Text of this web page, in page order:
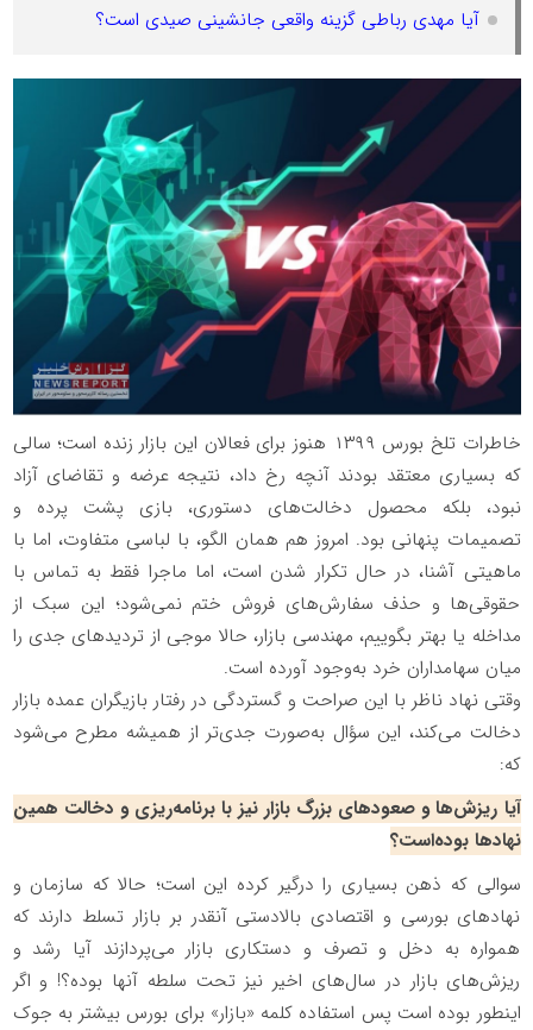
آیا مهدی رباطی گزینه واقعی جانشینی صیدی است؟
خاطرات تلخ بورس ۱۳۹۹ هنوز برای فعالان این بازار زنده است؛ سالی
که بسیاری معتقد بودند آنچه رخ داد، نتیجه عرضه و تقاضای آزاد
نبود، بلکه محصول دخالت‌های دستوری، بازی پشت پرده و
تصمیمات پنهانی بود. امروز هم همان الگو، با لباسی متفاوت، اما با
ماهیتی آشنا، در حال تکرار شدن است، اما ماجرا فقط به تماس با
حقوقی‌ها و حذف سفارش‌های فروش ختم نمی‌شود؛ این سبک از
مداخله یا بهتر بگوییم، مهندسی بازار، حالا موجی از تردید‌های جدی را
میان سهامداران خرد به‌وجود آورده است.
وقتی نهاد ناظر با این صراحت و گستردگی در رفتار بازیگران عمده بازار
دخالت می‌کند، این سؤال به‌صورت جدی‌تر از همیشه مطرح می‌شود
که:
آیا ریزش‌ها و صعود‌های بزرگ بازار نیز با برنامه‌ریزی و دخالت همین
نهاد‌ها بوده‌است؟
سوالی که ذهن بسیاری را درگیر کرده این است؛ حالا که سازمان و
نهاد‌های بورسی و اقتصادی بالادستی آنقدر بر بازار تسلط دارند که
همواره به دخل و تصرف و دستکاری بازار می‌پردازند آیا رشد و
ریزش‌های بازار در سال‌های اخیر نیز تحت سلطه آنها بوده؟! و اگر
اینطور بوده است پس استفاده کلمه «بازار» برای بورس بیشتر به جوک